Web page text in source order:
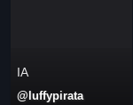
IA
@luffypirata